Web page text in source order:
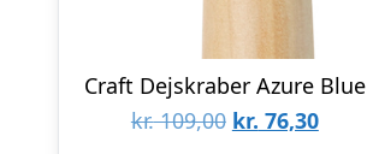
Craft Dejskraber Azure Blue
kr.109,00 Den
kr. 76,30Den